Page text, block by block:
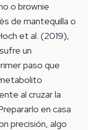
o brownie
de mantequilla o
et al. (2019),
un
paso que
al cruzar la
en casa
precisión, algo